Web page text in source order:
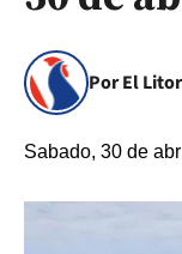
Por El
Sabado, 30 de